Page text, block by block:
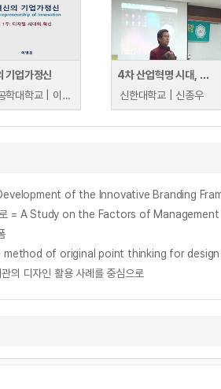
기업가정신
한국공학대학교 | 이병윤
4차 산업혁명 시대, 교육의 혁신(광주여자대학교 대학원 특강)
신한대학교 | 신종우
= Development of the Innovative Branding
심으로 = A Study on the Factors of
the method of original point thinking for
의 디자인 활용 사례를 중심으로